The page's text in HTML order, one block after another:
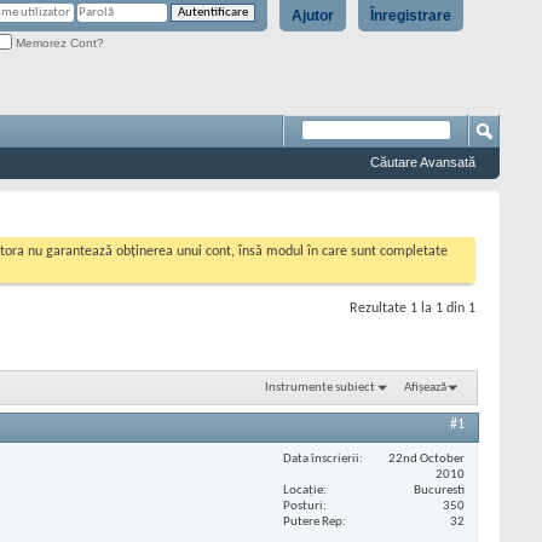
Înregistrare
Ajutor
Memorez Cont?
Căutare Avansată
nu garantează obținerea unui cont, însă modul în care sunt completate
Rezultate 1 la 1 din 1
Instrumente subiect Afișează
#1
Data înscrierii
22nd October
2010
Locaţie
Bucuresti
Posturi
350
Putere Rep
32